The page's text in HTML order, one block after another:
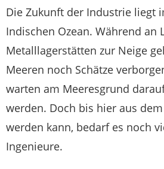
Die Zukunft der Industrie liegt
Indischen Ozean. Während an
Metalllagerstätten zur Neige
Meeren noch Schätze
warten am Meeresgrund
werden. Doch bis hier aus
werden kann, bedarf es noch
Ingenieure.